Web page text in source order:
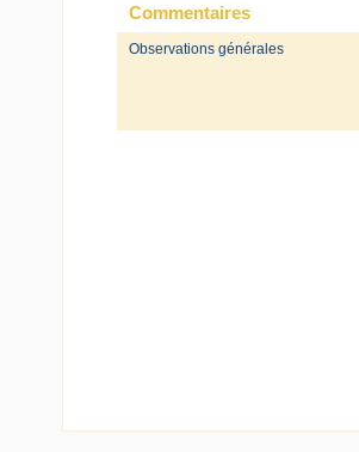
Commentaires
Observations générales